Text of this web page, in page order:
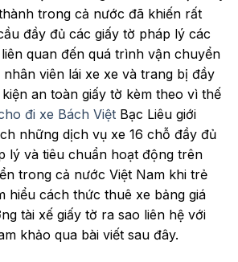
trong cả nước đã khiến rất
đầy đủ các giấy tờ pháp lý các
quan đến quá trình vận chuyển
viên lái xe xe và trang bị đầy
an toàn giấy tờ kèm theo vì thế
đi xe Bách Việt Bạc Liêu giới
những dịch vụ xe 16 chỗ đầy đủ
lý và tiêu chuẩn hoạt động trên
trong cả nước Việt Nam khi trẻ
hiểu cách thức thuê xe bảng giá
tài xế giấy tờ ra sao liên hệ với
khảo qua bài viết sau đây.